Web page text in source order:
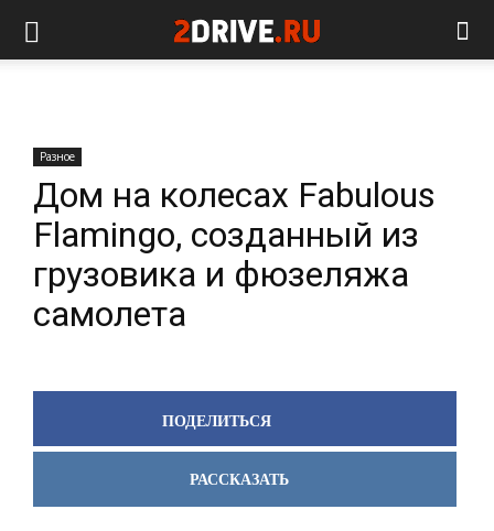
Разное
Дом на колесах Fabulous
Flamingo, созданный из
грузовика и фюзеляжа
самолета
ПОДЕЛИТЬСЯ
РАССКАЗАТЬ